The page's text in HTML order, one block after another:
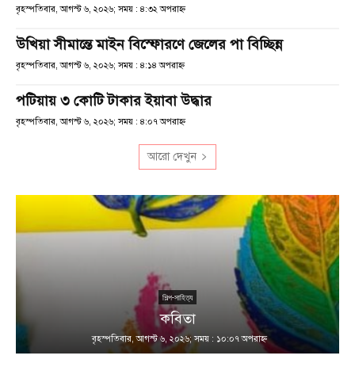
বৃহস্পতিবার, আগস্ট ৬, ২০২৬; সময় : ৪:৩২ অপরাহ্ণ
উখিয়া সীমান্তে মাইন বিস্ফোরণে জেলের পা বিচ্ছিন্ন
বৃহস্পতিবার, আগস্ট ৬, ২০২৬; সময় : ৪:১৪ অপরাহ্ণ
পটিয়ায় ৩ কোটি টাকার ইয়াবা উদ্ধার
বৃহস্পতিবার, আগস্ট ৬, ২০২৬; সময় : ৪:০৭ অপরাহ্ণ
আরো দেখুন
শিল্প-সাহিত্য
কবিতা
বৃহস্পতিবার, আগস্ট ৬, ২০২৬; সময় : ১০:০৭ অপরাহ্ণ